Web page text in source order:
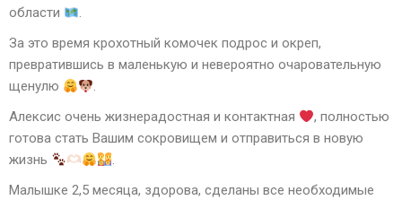
области
.
За это время крохотный комочек подрос и окреп,
превратившись в маленькую и невероятно очаровательную
щенулю
.
Алексис очень жизнерадостная и контактная
, полностью
готова стать Вашим сокровищем и отправиться в новую
жизнь
.
Малышке 2,5 месяца, здорова, сделаны все необходимые